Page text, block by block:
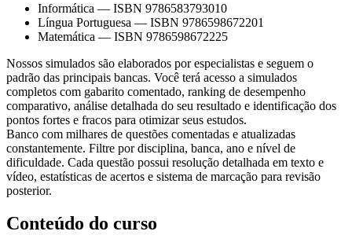
Informática — ISBN 9786583793010
Língua Portuguesa — ISBN 9786598672201
Matemática — ISBN 9786598672225
Nossos simulados são elaborados por especialistas e seguem o
padrão das principais bancas. Você terá acesso a simulados
completos com gabarito comentado, ranking de desempenho
comparativo, análise detalhada do seu resultado e identificação dos
pontos fortes e fracos para otimizar seus estudos.
Banco com milhares de questões comentadas e atualizadas
constantemente. Filtre por disciplina, banca, ano e nível de
dificuldade. Cada questão possui resolução detalhada em texto e
vídeo, estatísticas de acertos e sistema de marcação para revisão
posterior.
Conteúdo do curso